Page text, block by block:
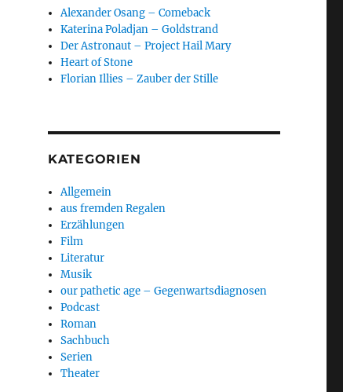
Alexander Osang – Comeback
Katerina Poladjan – Goldstrand
Der Astronaut – Project Hail Mary
Heart of Stone
Florian Illies – Zauber der Stille
KATEGORIEN
Allgemein
aus fremden Regalen
Erzählungen
Film
Literatur
Musik
our pathetic age – Gegenwartsdiagnosen
Podcast
Roman
Sachbuch
Serien
Theater